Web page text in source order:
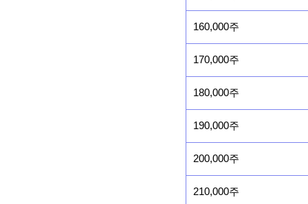
160,000주
170,000주
180,000주
190,000주
200,000주
210,000주